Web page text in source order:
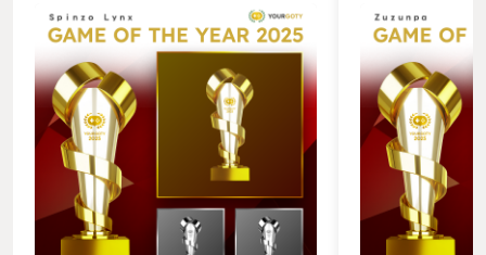
のピクミンブルームも楽しみ、仙台でピ
クミンブルームの有料イベントがあると
聴けば、喜んでチケット買って参加した
り。 ニンテンドーの数あるIPの中でも、
我が家においてはピクミンがポケモンと
争う巨大勢力にこの1年で成長しまし
た。 --------------------------------
------------- ソロプレイ目線でもピク
ミン４はとてもおもしろいゲーム ------
------------------------------------
--- 一人で遊ぶうえでもピクミンはとて
もおもしろかったと思います。 ゲームは
きるゲームかな